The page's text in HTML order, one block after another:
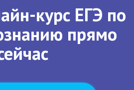
курс ЕГЭ по
прямо